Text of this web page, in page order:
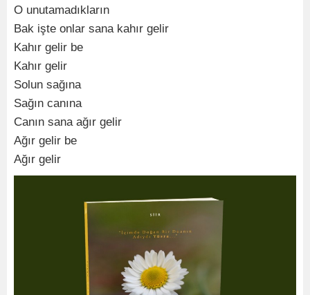
O unutamadıkların
Bak işte onlar sana kahır gelir
Kahır gelir be
Kahır gelir
Solun sağına
Sağın canına
Canın sana ağır gelir
Ağır gelir be
Ağır gelir